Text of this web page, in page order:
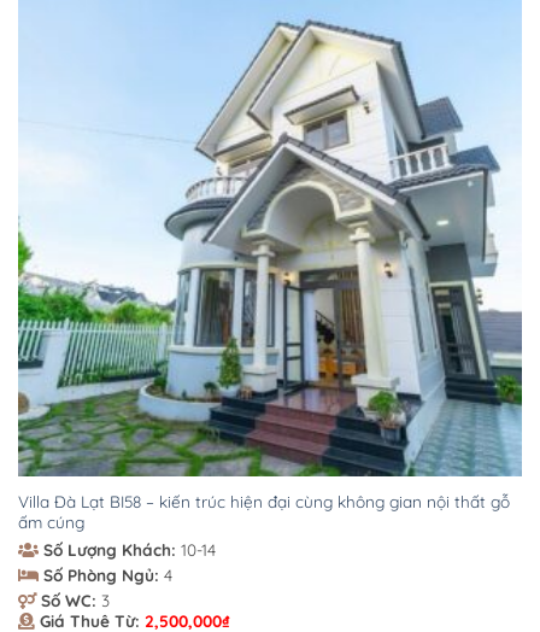
Villa Đà Lạt BI58 – kiến trúc hiện đại cùng không gian nội thất gỗ
ấm cúng
Số Lượng Khách: 10-14
Số Phòng Ngủ: 4
Số WC: 3
Giá Thuê Từ: 2,500,000₫